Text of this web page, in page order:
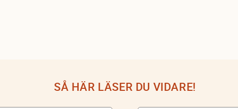
SÅ HÄR LÄSER DU VIDARE!